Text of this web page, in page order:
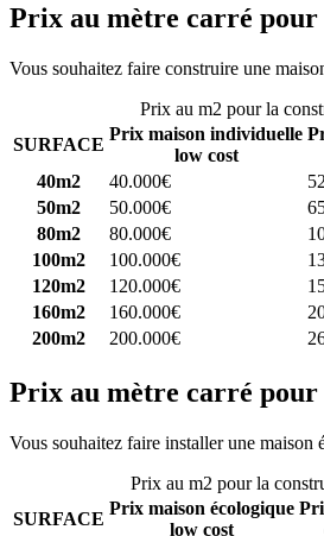
Prix au mètre carré
Vous souhaitez faire construire une
Prix au m2 pour la
SURFACE
Prix maison individuelle
low cost
40m2
40.000€
50m2
50.000€
80m2
80.000€
100m2
100.000€
120m2
120.000€
160m2
160.000€
200m2
200.000€
Prix au mètre carré pour
Vous souhaitez faire installer une maison
Prix au m2 pour la
SURFACE
Prix maison écologique
low cost